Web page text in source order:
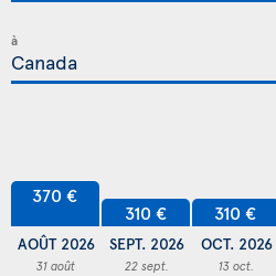
à
370 €
AOÛT 2026
31 août
310 €
SEPT. 2026
22 sept.
310 €
OCT. 2026
13 oct.